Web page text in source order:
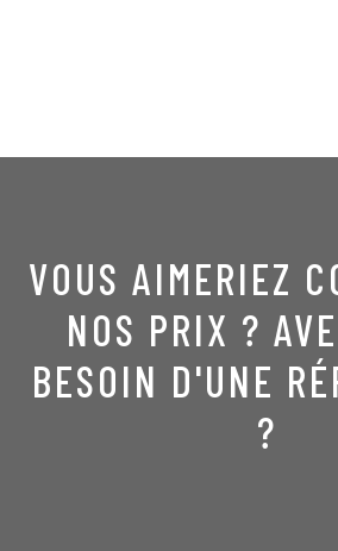
VOUS AIMERIEZ
NOS PRIX ?
BESOIN D'UNE
?